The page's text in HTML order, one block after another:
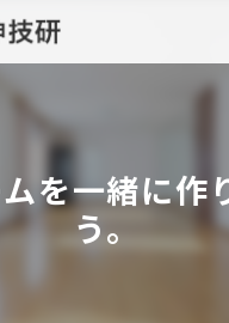
を一緒に作
う。